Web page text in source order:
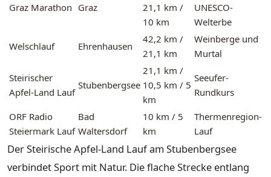
Graz Marathon Graz
21,1 km /
10 km
UNESCO-
Welterbe
Welschlauf
Ehrenhausen
42,2 km /
21,1 km
Weinberge und
Murtal
Steirischer
Apfel-Land Lauf
Stubenbergsee
21,1 km /
10,5 km / 5
km
Seeufer-
Rundkurs
ORF Radio
Steiermark Lauf
Bad
Waltersdorf
10 km / 5
km
Thermenregion-
Lauf
Der Steirische Apfel-Land Lauf am Stubenbergsee
verbindet Sport mit Natur. Die flache Strecke entlang